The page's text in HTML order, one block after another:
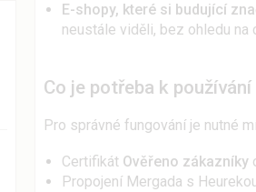
E-shopy, které si budující
neustále viděli, bez ohledu na
Co je potřeba k používání
Pro správné fungování je nutné
Certifikát Ověřeno zákazníky
Propojení Mergada s